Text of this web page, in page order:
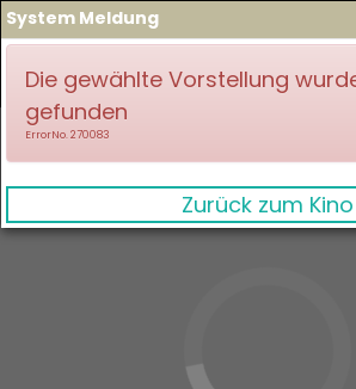
System Meldung
Die gewählte Vorstellung
gefunden
ErrorNo. 270083
Zurück zum Kino